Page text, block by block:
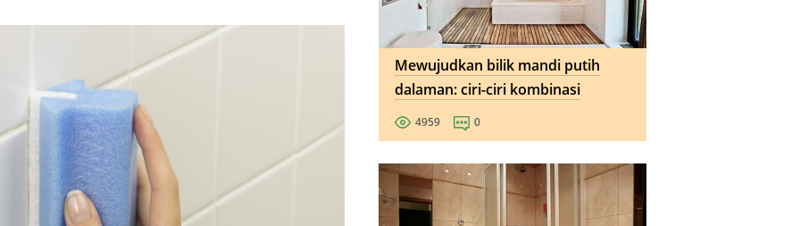
Mewujudkan bilik mandi putih
dalaman: ciri-ciri kombinasi
4959 0